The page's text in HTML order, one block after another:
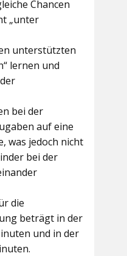
Chancen
„unter
unterstützten
lernen und
bei der
auf eine
was jedoch nicht
bei der
die
beträgt in der
und in der